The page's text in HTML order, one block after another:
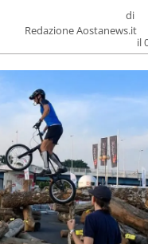
di
Redazione Aostanews.it
il